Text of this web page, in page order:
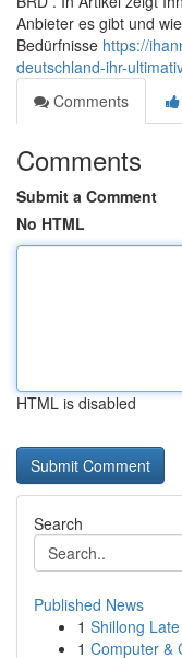
Anbieter es gibt und
Bedürfnisse https://
deutschland-ihr-
Comments
Comments
Submit a Comment
No HTML
HTML is disabled
Search
Published News
1 Shillong
1 Computer &